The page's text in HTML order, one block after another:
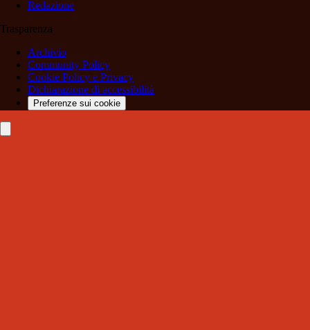
Redazione
Trasparenza
Archivio
Community Policy
Cookie Policy e Privacy
Dichiarazione di accessibilità
Preferenze sui cookie